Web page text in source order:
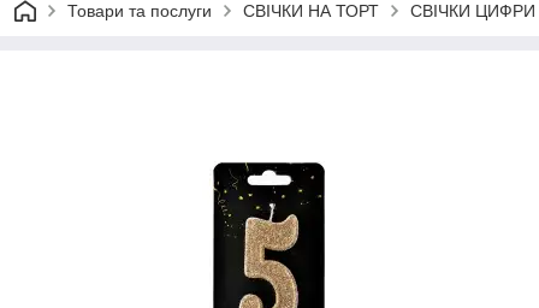
Товари та послуги СВІЧКИ НА ТОРТ СВІЧКИ ЦИФРИ